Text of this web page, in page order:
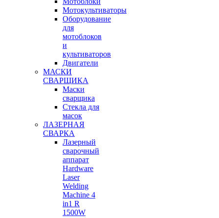
Мотокультиваторы
Оборудование
для
мотоблоков
и
культиваторов
Двигатели
МАСКИ
СВАРЩИКА
Маски
сварщика
Стекла для
масок
ЛАЗЕРНАЯ
СВАРКА
Лазерный
сварочный
аппарат
Hardware
Laser
Welding
Machine 4
in1 R
1500W